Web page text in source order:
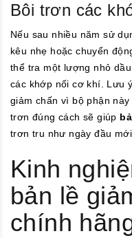
Bôi trơn các
Nếu sau nhiều năm sử
kêu nhẹ hoặc chuyển
thể tra một lượng nhỏ
các khớp nối cơ khí. Lưu
giảm chấn vì bộ phận
trơn đúng cách sẽ giúp
trơn tru như ngày đầu
Kinh
bản lề
chính